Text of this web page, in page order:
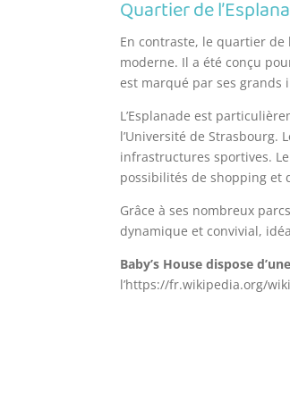
Quartier de
En contraste, le quartier de
moderne. Il a été conçu
est marqué par ses grands
L’Esplanade est
l’Université de
infrastructures sportives.
possibilités de shopping et
Grâce à ses nombreux
dynamique et convivial,
Baby’s House dispose
l’https://fr.wikipedia.org/